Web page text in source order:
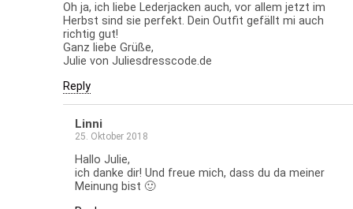
Oh ja, ich liebe Lederjacken auch, vor allem jetzt im
Herbst sind sie perfekt. Dein Outfit gefällt mi auch
richtig gut!
Ganz liebe Grüße,
Julie von Juliesdresscode.de
Reply
Linni
25. Oktober 2018
Hallo Julie,
ich danke dir! Und freue mich, dass du da meiner
Meinung bist 🙂